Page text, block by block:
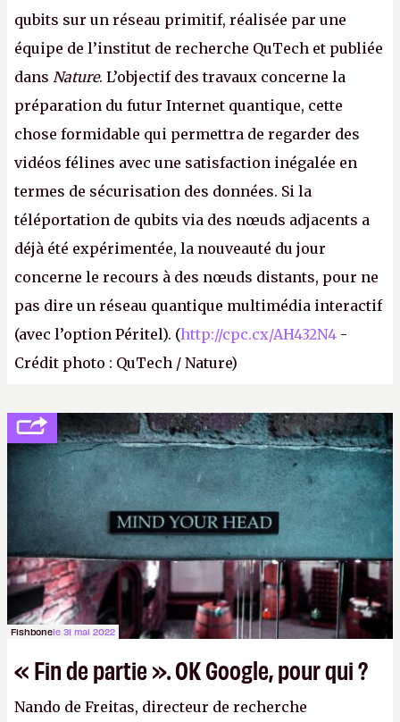
qubits sur un réseau primitif, réalisée par une
équipe de l’institut de recherche QuTech et publiée
dans Nature. L’objectif des travaux concerne la
préparation du futur Internet quantique, cette
chose formidable qui permettra de regarder des
vidéos félines avec une satisfaction inégalée en
termes de sécurisation des données. Si la
téléportation de qubits via des nœuds adjacents a
déjà été expérimentée, la nouveauté du jour
concerne le recours à des nœuds distants, pour ne
pas dire un réseau quantique multimédia interactif
(avec l’option Péritel). (http://cpc.cx/AH432N4 -
Crédit photo : QuTech / Nature)
Fishbonele 31 mai 2022
« Fin de partie ». OK Google, pour qui ?
Nando de Freitas, directeur de recherche